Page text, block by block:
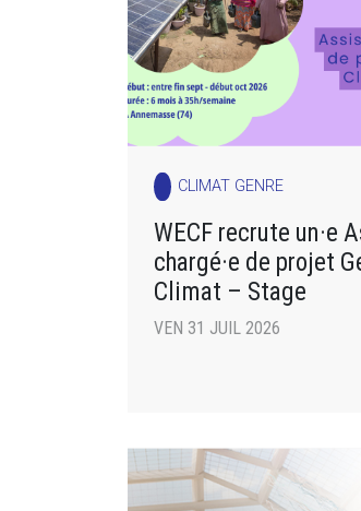
CLIMAT GENRE
WECF recrute un·e
chargé·e de projet
Climat – Stage
VEN 31 JUIL 2026